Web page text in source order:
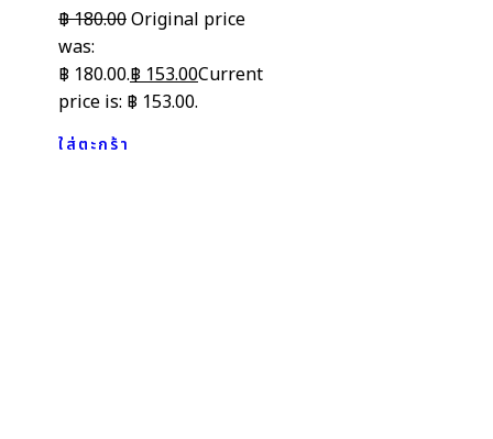
฿180.00Original price
was:
฿ 180.00.฿153.00Current
price is: ฿ 153.00.
ใส่ตะกร้า